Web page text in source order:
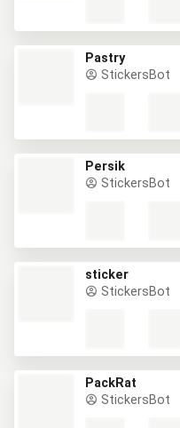
Pastry
StickersBot
Persik
StickersBot
sticker
StickersBot
PackRat
StickersBot